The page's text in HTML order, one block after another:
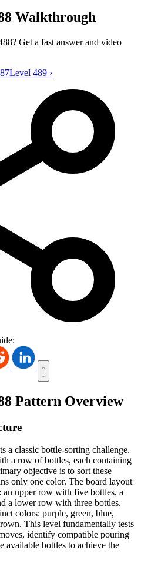
Walkthrough
Get a fast answer and video
Magic Sort level 488 video guide
Level 489 ›
Pattern Overview
a classic bottle-sorting challenge.
a row of bottles, each containing
objective is to sort these
only one color. The board layout
an upper row with five bottles, a
a lower row with three bottles.
colors: purple, green, blue,
This level fundamentally tests
identify compatible pouring
available bottles to achieve the